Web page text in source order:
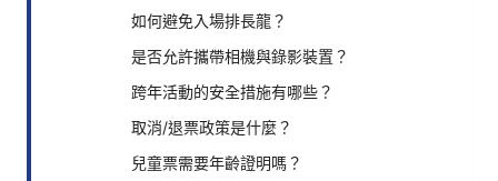
如何避免入場排長龍？
是否允許攜帶相機與錄影裝置？
跨年活動的安全措施有哪些？
取消/退票政策是什麼？
兒童票需要年齡證明嗎？